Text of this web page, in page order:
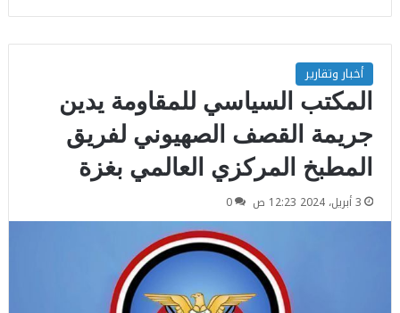
أخبار وتقارير
المكتب السياسي للمقاومة يدين
جريمة القصف الصهيوني لفريق
المطبخ المركزي العالمي بغزة
3 أبريل، 2024 12:23 ص 0